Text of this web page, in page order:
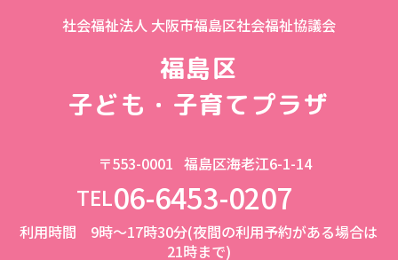
社会福祉法人 大阪市福島区社会福祉協議会
福島区
子ども・子育てプラザ
〒553-0001 福島区海老江6-1-14
TEL06-6453-0207
利用時間 9時～17時30分(夜間の利用予約がある場合は
21時まで)